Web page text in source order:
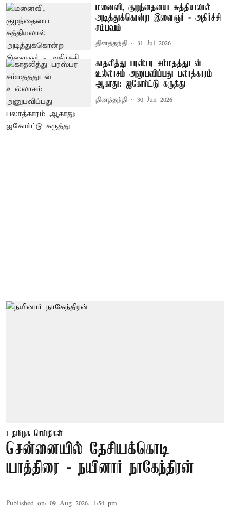
மனைவி, குழந்தையை சுத்தியலால்
அடித்துக்கொன்ற இளைஞர் - அதிர்ச்சி
சம்பவம்
தினத்தந்தி 31 Jul 2026
காதலித்து பரஸ்பர சம்மதத்துடன்
உல்லாசம் அனுபவிப்பது பலாத்காரம்
ஆகாது: ஐகோர்ட்டு கருத்து
தினத்தந்தி 30 Jun 2026
தமிழக செய்திகள்
சென்னையில் தேசியக்கொடி
யாத்திரை - நயினார் நாகேந்திரன்
Published on: 09 Aug 2026, 1:54 pm